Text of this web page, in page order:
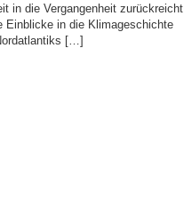
in die Vergangenheit zurückreicht
Einblicke in die Klimageschichte
[…]